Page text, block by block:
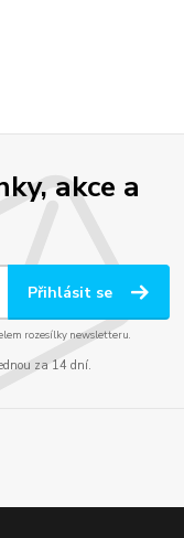
akce a
Přihlásit se
rozesílky newsletteru.
za 14 dní.